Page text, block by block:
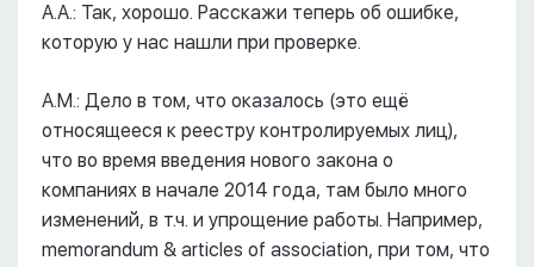
А.А.: Так, хорошо. Расскажи теперь об ошибке,
которую у нас нашли при проверке.
А.М.: Дело в том, что оказалось (это ещё
относящееся к реестру контролируемых лиц),
что во время введения нового закона о
компаниях в начале 2014 года, там было много
изменений, в т.ч. и упрощение работы. Например,
memorandum & articles of association, при том, что